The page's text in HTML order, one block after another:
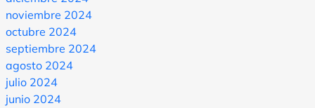
noviembre 2024
octubre 2024
septiembre 2024
agosto 2024
julio 2024
junio 2024